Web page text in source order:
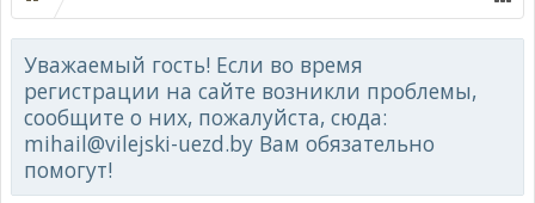
Уважаемый гость! Если во время
регистрации на сайте возникли проблемы,
сообщите о них, пожалуйста, сюда:
mihail@vilejski-uezd.by Вам обязательно
помогут!